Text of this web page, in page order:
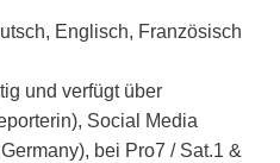
Englisch, Französisch
und verfügt über
Social Media
bei Pro7 / Sat.1 &